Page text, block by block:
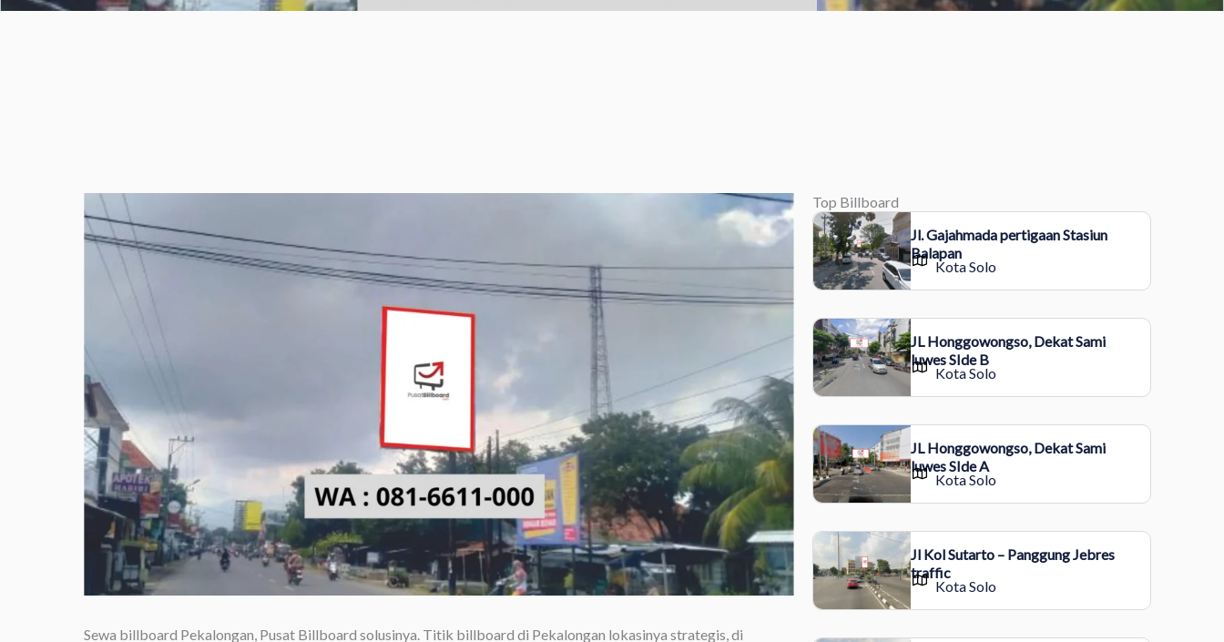
Sewa billboard Pekalongan, Pusat Billboard solusinya. Titik billboard di Pekalongan lokasinya strategis, di
Top Billboard
Jl. Gajahmada pertigaan Stasiun
Balapan
Kota Solo
JL Honggowongso, Dekat Sami
luwes SIde B
Kota Solo
JL Honggowongso, Dekat Sami
luwes SIde A
Kota Solo
Jl Kol Sutarto – Panggung Jebres
traffic
Kota Solo